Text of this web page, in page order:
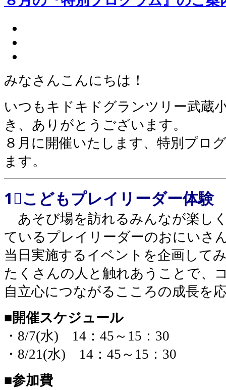
みなさんこんにちは！
いつもキドキドグランツリー武蔵
き、ありがとうございます。
８月に開催いたします、特別プロ
ます。
1⃣こどもプレイリーダー体験
あそび場を訪れるみんなが楽し
ているプレイリーダーのおにいさ
当日実施するイベントを企画して
たくさんの人と触れあうことで、
自立心につながるこころの成長を
■開催スケジュール
・8/7(水) 14：45～15：30
・8/21(水) 14：45～15：30
■参加費